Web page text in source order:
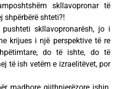
skllavopronar të
shpërbërë shteti?!
skllavopronarësh, jo i
krijues i një perspektive të re
do të ishte, do të
të ish vetëm e izraelitëvet, por
madhore gjithnjerëzore ishin,